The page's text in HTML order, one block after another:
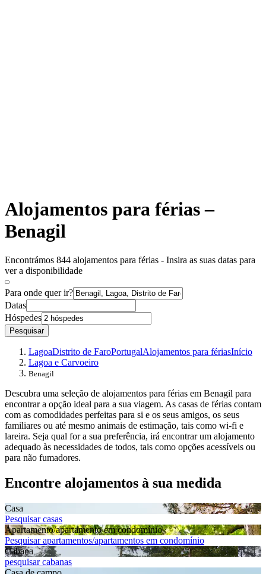
Alojamentos para férias –
Benagil
Encontrámos 844 alojamentos para férias - Insira as suas datas para
ver a disponibilidade
Para onde quer ir?
Datas
Hóspedes
Pesquisar
LagoaDistrito de FaroPortugalAlojamentos para fériasInício
Lagoa e Carvoeiro
Benagil
Descubra uma seleção de alojamentos para férias em Benagil para
encontrar a opção ideal para a sua viagem. As casas de férias contam
com as comodidades perfeitas para si e os seus amigos, os seus
familiares ou até mesmo animais de estimação, tais como wi-fi e
lareira. Seja qual for a sua preferência, irá encontrar um alojamento
adequado às necessidades de todos, tais como opções acessíveis ou
para não fumadores.
Encontre alojamentos à sua medida
Casa
Pesquisar casas
Apartamento/apartamento em condomínio
Pesquisar apartamentos/apartamentos em condomínio
Cabana
pesquisar cabanas